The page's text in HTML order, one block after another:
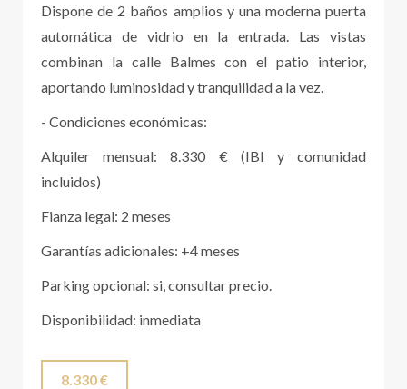
Dispone de 2 baños amplios y una moderna puerta
automática de vidrio en la entrada. Las vistas
combinan la calle Balmes con el patio interior,
aportando luminosidad y tranquilidad a la vez.
- Condiciones económicas:
Alquiler mensual: 8.330 € (IBI y comunidad
incluidos)
Fianza legal: 2 meses
Garantías adicionales: +4 meses
Parking opcional: si, consultar precio.
Disponibilidad: inmediata
8.330 €